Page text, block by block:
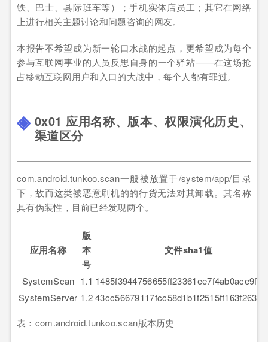
铁、巴士、县际班车等）；手机实体店员工；其它在网络
上进行相关主题讨论和问题咨询的网友。
本报告不希望成为新一轮口水战的起点，更希望成为每个
参与互联网事业的人员反思自身的一个驿站——在这场抢
占移动互联网用户和入口的大战中，每个人都有罪过。
0x01 应用名称、版本、权限演化历史、
渠道区分
com.android.tunkoo.scan一般被放置于/system/app/目录
下，故而这类被恶意刷机的的行货无法对其卸载。其名称
具有伪装性，目前已经发现两个。
应用名称
版
本
号
文件sha1值
SystemScan 1.1
SystemServer 1.2
表：com.android.tunkoo.scan版本历史